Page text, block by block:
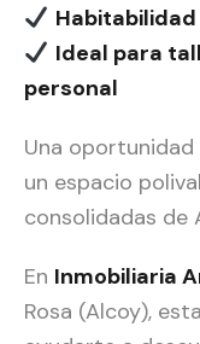
Ideal para
personal
Una
un espacio
consolidadas de
En Inmobiliaria
Rosa (Alcoy),